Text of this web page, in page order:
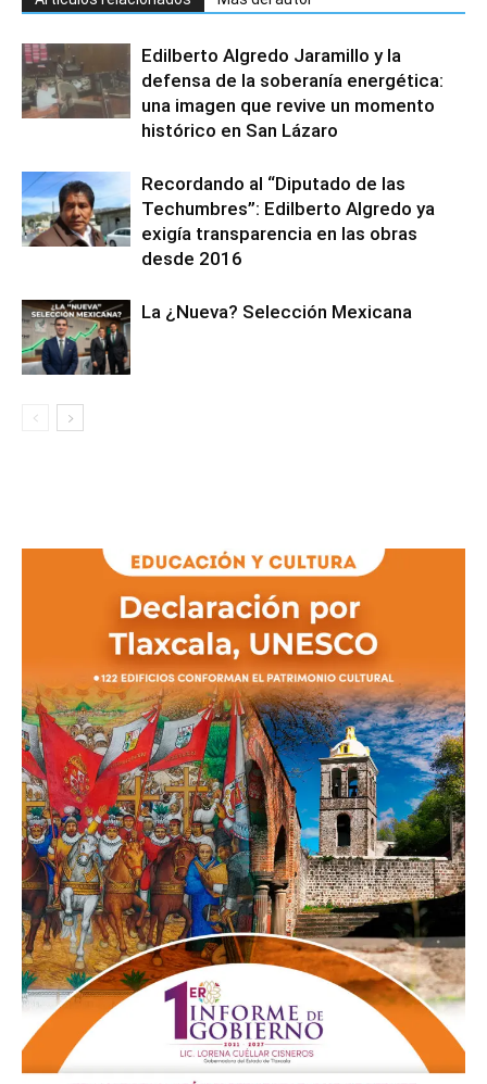
Edilberto Algredo Jaramillo y la
defensa de la soberanía energética:
una imagen que revive un momento
histórico en San Lázaro
Recordando al “Diputado de las
Techumbres”: Edilberto Algredo ya
exigía transparencia en las obras
desde 2016
La ¿Nueva? Selección Mexicana